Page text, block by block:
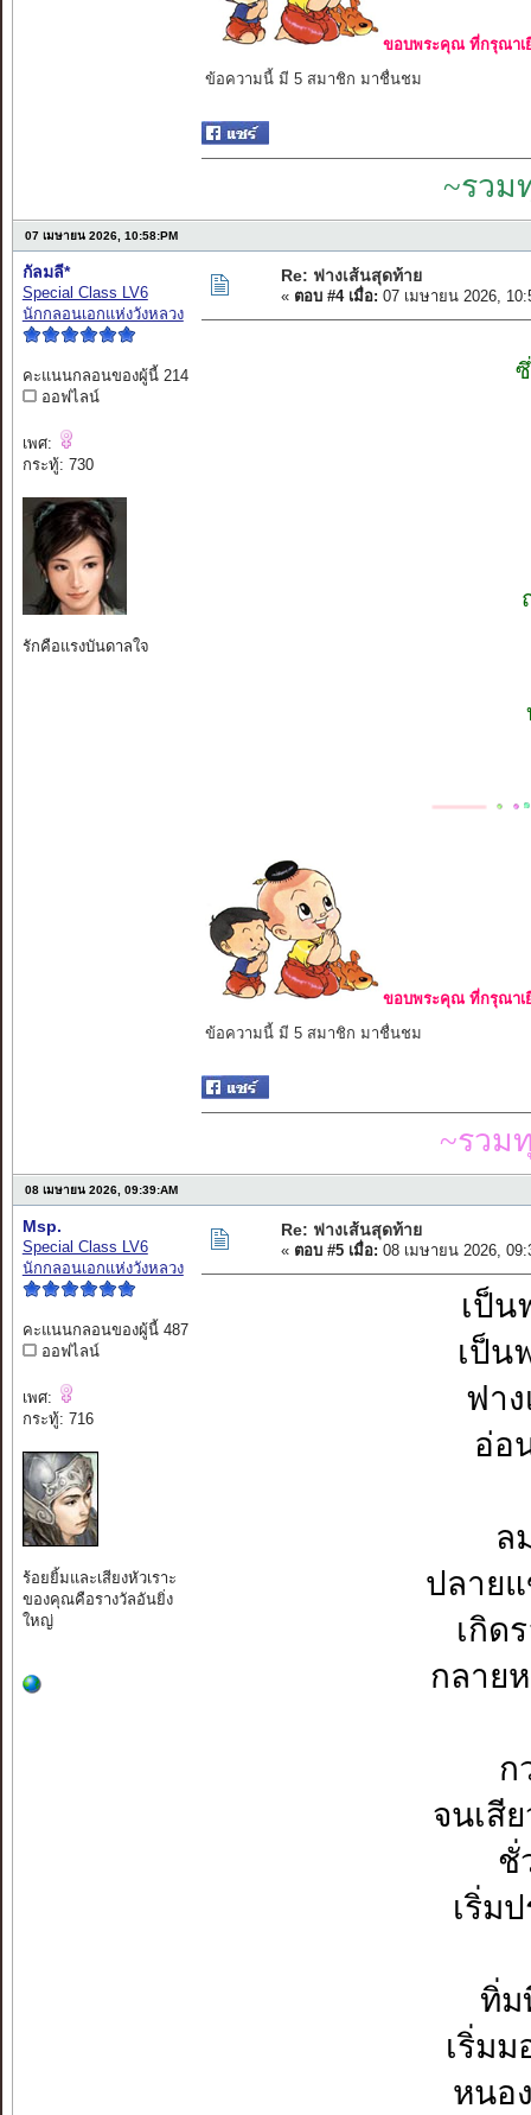
ขอบพระคุณ ที่กรุณาเ
ข้อความนี้ มี 5 สมาชิก มาชื่นชม
~รวม
07 เมษายน 2026, 10:58:PM
กัลมลี*
Special Class LV6
นักกลอนเอกแห่งวังหลวง
คะแนนกลอนของผู้นี้ 214
ออฟไลน์
เพศ:
กระทู้: 730
รักคือแรงบันดาลใจ
Re: ฟางเส้นสุดท้าย
« ตอบ #4 เมื่อ: 07 เมษายน 2026,
ขอบพระคุณ ที่กรุณาเ
ข้อความนี้ มี 5 สมาชิก มาชื่นชม
~รวม
08 เมษายน 2026, 09:39:AM
Msp.
Special Class LV6
นักกลอนเอกแห่งวังหลวง
คะแนนกลอนของผู้นี้ 487
ออฟไลน์
เพศ:
กระทู้: 716
ร้อยยิ้มและเสียงหัวเราะ
ของคุณคือรางวัลอันยิ่ง
ใหญ่
Re: ฟางเส้นสุดท้าย
« ตอบ #5 เมื่อ: 08 เมษายน 2026,
เป็น
เป็น
ฟา
อ่อ
ล
ปลาย
เกิด
กลาย
ก
จนเสี
ชั่
เริ่ม
ทิ่ม
เริ่ม
หนอ